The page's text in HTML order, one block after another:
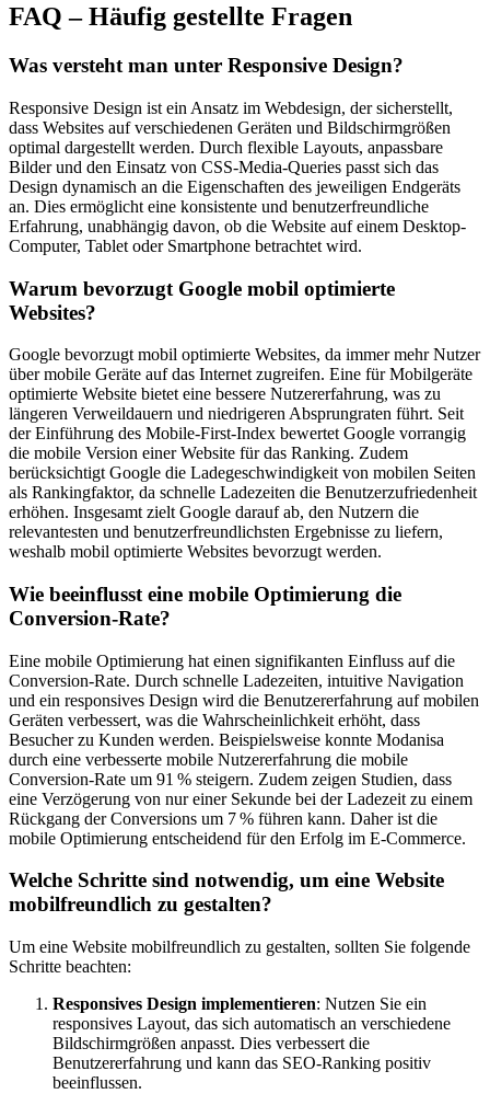
FAQ – Häufig gestellte Fragen
Was versteht man unter Responsive Design?
Responsive Design ist ein Ansatz im Webdesign, der sicherstellt,
dass Websites auf verschiedenen Geräten und Bildschirmgrößen
optimal dargestellt werden. Durch flexible Layouts, anpassbare
Bilder und den Einsatz von CSS-Media-Queries passt sich das
Design dynamisch an die Eigenschaften des jeweiligen Endgeräts
an. Dies ermöglicht eine konsistente und benutzerfreundliche
Erfahrung, unabhängig davon, ob die Website auf einem Desktop-
Computer, Tablet oder Smartphone betrachtet wird.
Warum bevorzugt Google mobil optimierte
Websites?
Google bevorzugt mobil optimierte Websites, da immer mehr Nutzer
über mobile Geräte auf das Internet zugreifen. Eine für Mobilgeräte
optimierte Website bietet eine bessere Nutzererfahrung, was zu
längeren Verweildauern und niedrigeren Absprungraten führt. Seit
der Einführung des Mobile-First-Index bewertet Google vorrangig
die mobile Version einer Website für das Ranking. Zudem
berücksichtigt Google die Ladegeschwindigkeit von mobilen Seiten
als Rankingfaktor, da schnelle Ladezeiten die Benutzerzufriedenheit
erhöhen. Insgesamt zielt Google darauf ab, den Nutzern die
relevantesten und benutzerfreundlichsten Ergebnisse zu liefern,
weshalb mobil optimierte Websites bevorzugt werden.
Wie beeinflusst eine mobile Optimierung die
Conversion-Rate?
Eine mobile Optimierung hat einen signifikanten Einfluss auf die
Conversion-Rate. Durch schnelle Ladezeiten, intuitive Navigation
und ein responsives Design wird die Benutzererfahrung auf mobilen
Geräten verbessert, was die Wahrscheinlichkeit erhöht, dass
Besucher zu Kunden werden. Beispielsweise konnte Modanisa
durch eine verbesserte mobile Nutzererfahrung die mobile
Conversion-Rate um 91 % steigern. Zudem zeigen Studien, dass
eine Verzögerung von nur einer Sekunde bei der Ladezeit zu einem
Rückgang der Conversions um 7 % führen kann. Daher ist die
mobile Optimierung entscheidend für den Erfolg im E-Commerce.
Welche Schritte sind notwendig, um eine Website
mobilfreundlich zu gestalten?
Um eine Website mobilfreundlich zu gestalten, sollten Sie folgende
Schritte beachten:
Responsives Design implementieren: Nutzen Sie ein
responsives Layout, das sich automatisch an verschiedene
Bildschirmgrößen anpasst. Dies verbessert die
Benutzererfahrung und kann das SEO-Ranking positiv
beeinflussen.